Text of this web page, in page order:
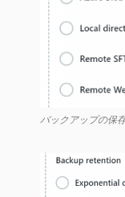
バックアップの保